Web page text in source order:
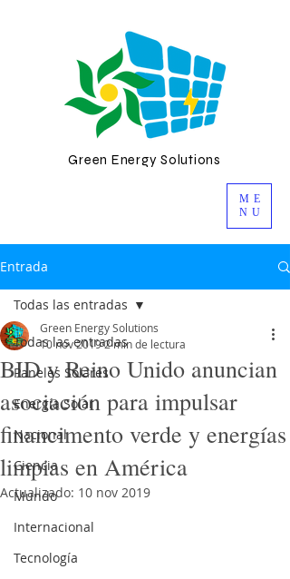
ME
NU
Green Energy Solutions
Entrada
Todas las entradas
Paneles Solares
Energía Solar
Nacional
Ciencia
Mundo
Internacional
Tecnología
Todas las entradas
BID y Reino Unido anuncian
asociación para impulsar
financimento verde y energías
limpias en América
Green Energy Solutions
10 nov 20192 min de lectura
Actualizado: 10 nov 2019